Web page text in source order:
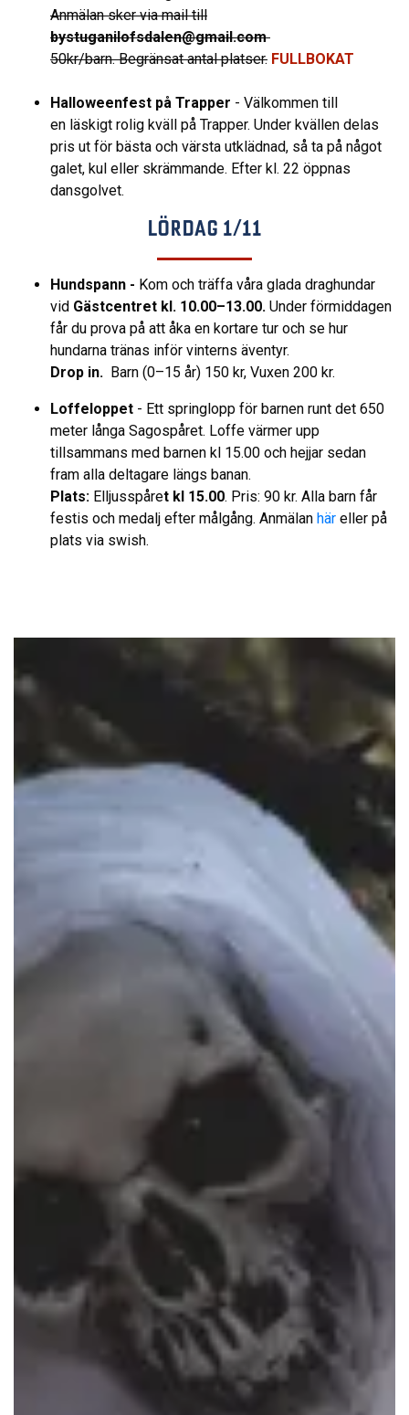
Anmälan sker via mail till
bystuganilofsdalen@gmail.com
50kr/barn. Begränsat antal platser. FULLBOKAT
Halloweenfest på Trapper - Välkommen till
en läskigt rolig kväll på Trapper. Under kvällen delas
pris ut för bästa och värsta utklädnad, så ta på något
galet, kul eller skrämmande. Efter kl. 22 öppnas
dansgolvet.
LÖRDAG 1/11
Hundspann - Kom och träffa våra glada draghundar
vid Gästcentret kl. 10.00–13.00. Under förmiddagen
får du prova på att åka en kortare tur och se hur
hundarna tränas inför vinterns äventyr.
Drop in. Barn (0–15 år) 150 kr, Vuxen 200 kr.
Loffeloppet - Ett springlopp för barnen runt det 650
meter långa Sagospåret. Loffe värmer upp
tillsammans med barnen kl 15.00 och hejjar sedan
fram alla deltagare längs banan.
Plats: Elljusspåret kl 15.00. Pris: 90 kr. Alla barn får
festis och medalj efter målgång. Anmälan här eller på
plats via swish.